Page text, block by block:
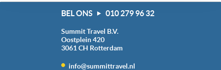
‘verander jouw toestemming’. Je kunt dan weer per type
cookie aangeven of je die wel of niet wilt toestaan.
We werken samen met 20 derden
kunnen ontvangen en verwerken.
BEL ONS 010 279 96 32
Summit Travel B.V.
Oostplein 420
3061 CH Rotterdam
info@summittravel.nl